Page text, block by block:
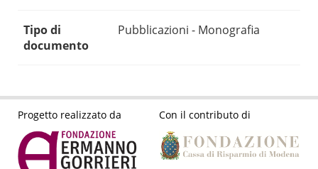
Tipo di
documento
Pubblicazioni - Monografia
Progetto realizzato da Con il contributo di